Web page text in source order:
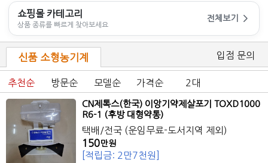
쇼핑몰 카테고리
상품 종류를 빠르게 찾아보세요
전체보기
신품 소형농기계 입점 문의
추천순 방문순 모델순 가격순 2대
CN제톡스(한국) 이앙기 약제살포기 TOXD1000
R6-1 (후방 대형약통)
택배/전국 (운임무료-도서지역 제외)
150만원
[적립금: 2만7천원]